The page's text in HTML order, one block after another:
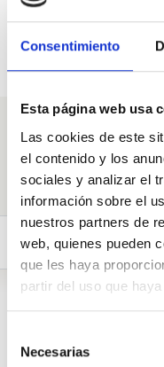
Consentimiento
Esta página web usa
Las cookies de este
el contenido y los
sociales y analizar el
información sobre el
nuestros partners de
web, quienes pueden
que les haya
partir del uso que
Necesarias
Pregunta
Ruiz
100 suports necessaris.
Preguntes (1)
Concejal de Grupo